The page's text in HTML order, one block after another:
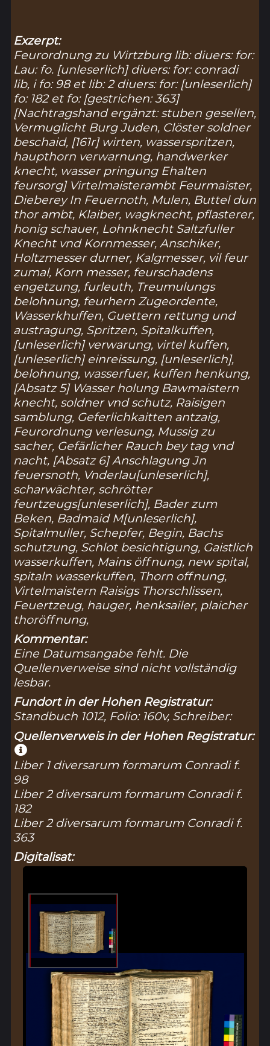
Exzerpt:
Feurordnung zu Wirtzburg lib: diuers: for:
Lau: fo. [unleserlich] diuers: for: conradi
lib, i fo: 98 et lib: 2 diuers: for: [unleserlich]
fo: 182 et fo: [gestrichen: 363]
[Nachtragshand ergänzt: stuben gesellen,
Vermuglicht Burg Juden, Clöster soldner
beschaid, [161r] wirten, wasserspritzen,
haupthorn verwarnung, handwerker
knecht, wasser pringung Ehalten
feursorg] Virtelmaisterambt Feurmaister,
Dieberey In Feuernoth, Mulen, Buttel dun
thor ambt, Klaiber, wagknecht, pflasterer,
honig schauer, Lohnknecht Saltzfuller
Knecht vnd Kornmesser, Anschiker,
Holtzmesser durner, Kalgmesser, vil feur
zumal, Korn messer, feurschadens
engetzung, furleuth, Treumulungs
belohnung, feurhern Zugeordente,
Wasserkhuffen, Guettern rettung und
austragung, Spritzen, Spitalkuffen,
[unleserlich] verwarung, virtel kuffen,
[unleserlich] einreissung, [unleserlich],
belohnung, wasserfuer, kuffen henkung,
[Absatz 5] Wasser holung Bawmaistern
knecht, soldner vnd schutz, Raisigen
samblung, Geferlichkaitten antzaig,
Feurordnung verlesung, Mussig zu
sacher, Gefärlicher Rauch bey tag vnd
nacht, [Absatz 6] Anschlagung Jn
feuersnoth, Vnderlau[unleserlich],
scharwächter, schrötter
feurtzeugs[unleserlich], Bader zum
Beken, Badmaid M[unleserlich],
Spitalmuller, Schepfer, Begin, Bachs
schutzung, Schlot besichtigung, Gaistlich
wasserkuffen, Mains öffnung, new spital,
spitaln wasserkuffen, Thorn offnung,
Virtelmaistern Raisigs Thorschlissen,
Feuertzeug, hauger, henksailer, plaicher
thoröffnung,
Kommentar:
Eine Datumsangabe fehlt. Die
Quellenverweise sind nicht vollständig
lesbar.
Fundort in der Hohen Registratur:
Standbuch 1012, Folio: 160v, Schreiber:
Quellenverweis in der Hohen Registratur:
Liber 1 diversarum formarum Conradi f.
98
Liber 2 diversarum formarum Conradi f.
182
Liber 2 diversarum formarum Conradi f.
363
Digitalisat: